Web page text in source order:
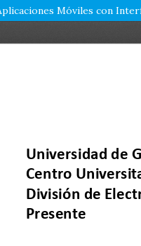
Móviles con